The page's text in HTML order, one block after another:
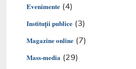
Evenimente (4)
Instituții publice (3)
Magazine online (7)
Mass-media (29)